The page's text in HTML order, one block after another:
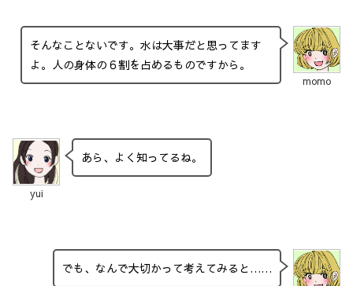
momo
そんなことないです。水は大事だと思ってます
よ。人の身体の６割を占めるものですから。
yui
あら、よく知ってるね。
でも、なんで大切かって考えてみると……